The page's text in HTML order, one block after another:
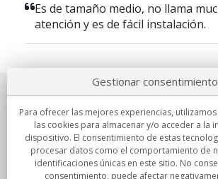
Es de tamaño medio, no llama
atención y es de fácil instalación.
Sobre nosotros
Compromisos
Compras
Gestionar consentimiento
Para ofrecer las mejores experiencias,
las cookies para almacenar y/o acceder a la
dispositivo. El consentimiento de estas
procesar datos como el comportamiento de
identificaciones únicas en este sitio. No
consentimiento, puede afectar